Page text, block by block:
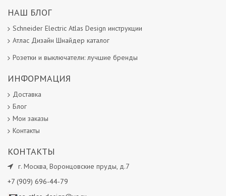
НАШ БЛОГ
Schneider Electric Atlas Design инструкции
Атлас Дизайн Шнайдер каталог
Розетки и выключатели: лучшие бренды
ИНФОРМАЦИЯ
Доставка
Блог
Мои заказы
Контакты
КОНТАКТЫ
г. Москва, Воронцовские пруды, д.7
+7 (909) 696-44-79